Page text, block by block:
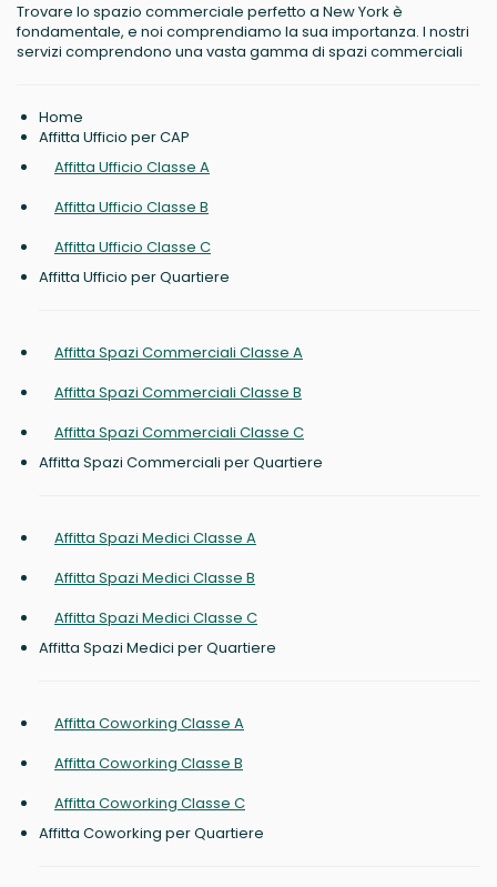
Trovare lo spazio commerciale perfetto a New York è
fondamentale, e noi comprendiamo la sua importanza. I nostri
servizi comprendono una vasta gamma di spazi commerciali
Home
Affitta Ufficio per CAP
Affitta Ufficio Classe A
Affitta Ufficio Classe B
Affitta Ufficio Classe C
Affitta Ufficio per Quartiere
Affitta Spazi Commerciali Classe A
Affitta Spazi Commerciali Classe B
Affitta Spazi Commerciali Classe C
Affitta Spazi Commerciali per Quartiere
Affitta Spazi Medici Classe A
Affitta Spazi Medici Classe B
Affitta Spazi Medici Classe C
Affitta Spazi Medici per Quartiere
Affitta Coworking Classe A
Affitta Coworking Classe B
Affitta Coworking Classe C
Affitta Coworking per Quartiere